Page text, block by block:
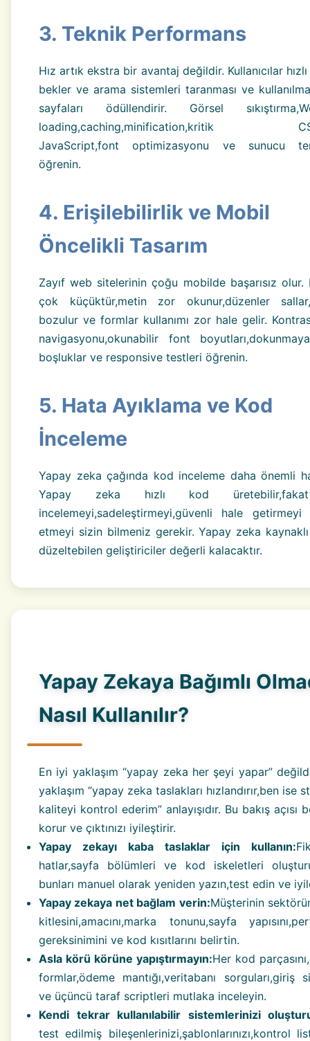
3. Teknik Performans
Hız artık ekstra bir avantaj değildir. Kullanıcılar
bekler ve arama sistemleri taranması ve
sayfaları ödüllendirir. Görsel
loading,caching,minification,kritik
JavaScript,font optimizasyonu ve sunucu
öğrenin.
4. Erişilebilirlik ve Mobil
Öncelikli Tasarım
Zayıf web sitelerinin çoğu mobilde başarısız olur.
çok küçüktür,metin zor okunur,düzenler
bozulur ve formlar kullanımı zor hale gelir.
navigasyonu,okunabilir font
boşluklar ve responsive testleri öğrenin.
5. Hata Ayıklama ve Kod
İnceleme
Yapay zeka çağında kod inceleme daha önemli
Yapay zeka hızlı kod
incelemeyi,sadeleştirmeyi,güvenli hale
etmeyi sizin bilmeniz gerekir. Yapay zeka kaynaklı
düzeltebilen geliştiriciler değerli kalacaktır.
Yapay Zekaya Bağımlı
Nasıl Kullanılır?
En iyi yaklaşım “yapay zeka her şeyi yapar”
yaklaşım “yapay zeka taslakları hızlandırır,ben ise
kaliteyi kontrol ederim” anlayışıdır. Bu bakış açısı
korur ve çıktınızı iyileştirir.
Yapay zekayı kaba taslaklar için kullanın:
hatlar,sayfa bölümleri ve kod iskeletleri
bunları manuel olarak yeniden yazın,test edin ve
Yapay zekaya net bağlam verin:Müşterinin
kitlesini,amacını,marka tonunu,sayfa
gereksinimini ve kod kısıtlarını belirtin.
Asla körü körüne yapıştırmayın:Her kod
formlar,ödeme mantığı,veritabanı sorguları,giriş
ve üçüncü taraf scriptleri mutlaka inceleyin.
Kendi tekrar kullanılabilir sistemlerinizi
test edilmiş bileşenlerinizi,şablonlarınızı,kontrol